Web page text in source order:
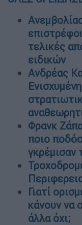
τελικές
ειδικών
Ανδρέας
Φρανκ
ποιο
γκρέμισαν
Γιατί
κάνουν να
άλλα όχι;